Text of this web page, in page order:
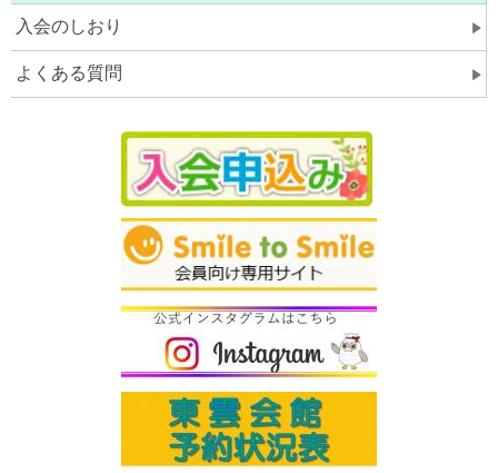
入会のしおり
よくある質問